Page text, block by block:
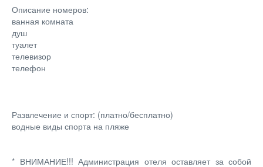
Описание номеров:
ванная комната
душ
туалет
телевизор
телефон
Развлечение и спорт: (платно/бесплатно)
водные виды спорта на пляже
* ВНИМАНИЕ!!! Администрация отеля оставляет за собой